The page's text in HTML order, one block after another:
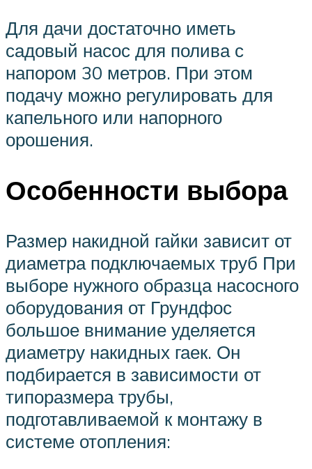
Для дачи достаточно иметь
садовый насос для полива с
напором 30 метров. При этом
подачу можно регулировать для
капельного или напорного
орошения.
Особенности выбора
Размер накидной гайки зависит от
диаметра подключаемых труб При
выборе нужного образца насосного
оборудования от Грундфос
большое внимание уделяется
диаметру накидных гаек. Он
подбирается в зависимости от
типоразмера трубы,
подготавливаемой к монтажу в
системе отопления: